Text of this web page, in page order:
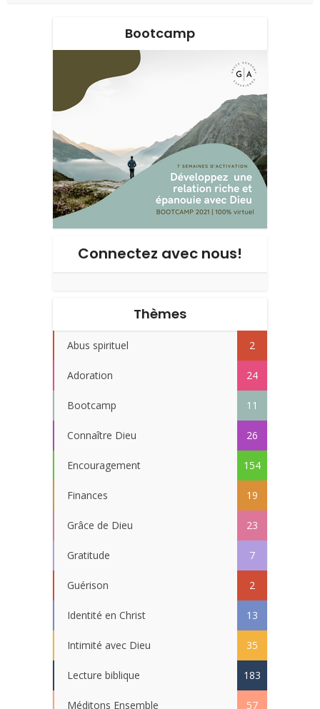
Bootcamp
Connectez avec nous!
Thèmes
Abus spirituel 2
Adoration 24
Bootcamp 11
Connaître Dieu 26
Encouragement 154
Finances 19
Grâce de Dieu 23
Gratitude 7
Guérison 2
Identité en Christ 13
Intimité avec Dieu 35
Lecture biblique 183
Méditons Ensemble 57